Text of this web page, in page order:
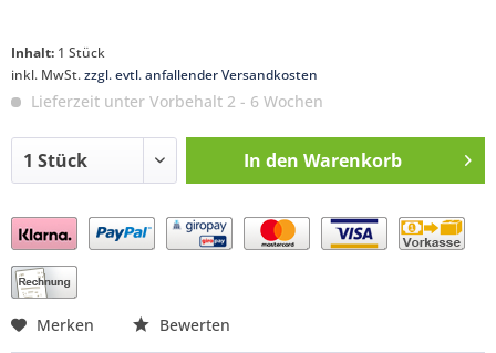
Inhalt: 1 Stück
inkl. MwSt.zzgl. evtl. anfallender Versandkosten
Lieferzeit unter Vorbehalt 2 - 6 Wochen
In den Warenkorb
Preis anfragen
Merken Bewerten